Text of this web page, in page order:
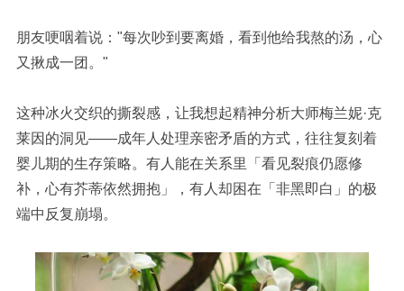
朋友哽咽着说： "每次吵到要离婚，看到他给我熬的汤，心
又揪成一团。 "
这种冰火交织的撕裂感，让我想起精神分析大师梅兰妮·克
莱因的洞见——成年人处理亲密矛盾的方式，往往复刻着
婴儿期的生存策略。有人能在关系里「看见裂痕仍愿修
补，心有芥蒂依然拥抱」，有人却困在「非黑即白」的极
端中反复崩塌。